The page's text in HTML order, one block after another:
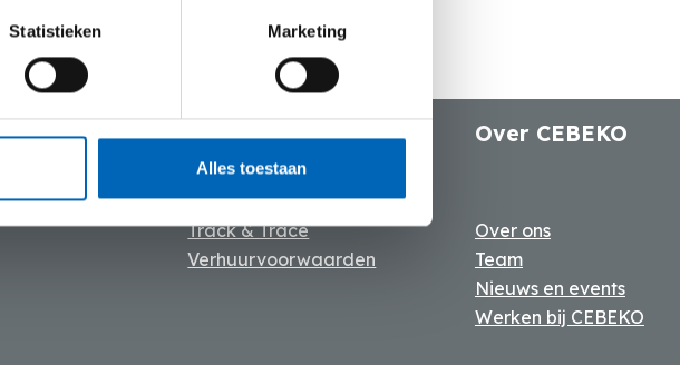
Statistieken Marketing
Alles toestaan
Huren bij CEBEKO
Track & Trace
Verhuurvoorwaarden
Over CEBEKO
Over ons
Team
Nieuws en events
Werken bij CEBEKO